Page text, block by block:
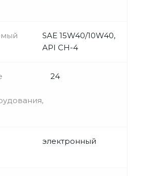
SAE 15W40/10W40,
API CH-4
24
электронный